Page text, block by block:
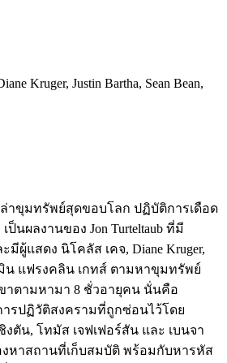
Kruger, Justin Bartha, Sean Bean,
าขุมทรัพย์สุดขอบโลก ปฏิบัติการเดือด
นผลงานของ Jon Turteltaub ที่มี
มีผู้แสดง นิโคลัส เคจ, Diane Kruger,
มิน แฟรงคลิน เกทส์ ตามหาขุมทรัพย์
าตามหามา 8 ชั่วอายุคน นั่นคือ
รปฏิวัติสงครามที่ถูกซ่อนไว้โดย
ตัน, โทมัส เจฟเฟอร์สัน และ เบนจา
หาสถานที่เก็บสมบัติ พร้อมกับหารหัส